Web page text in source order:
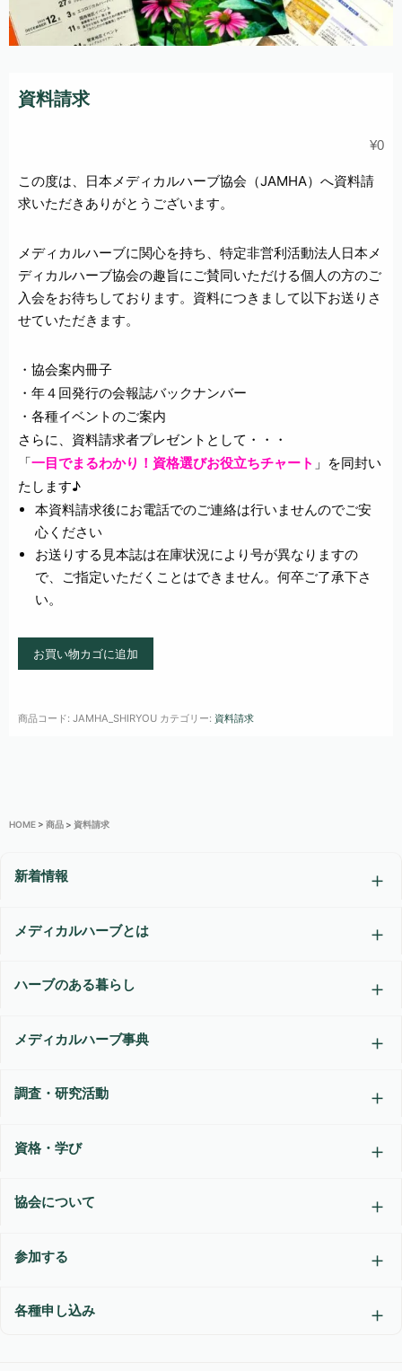
資料請求
¥0
この度は、日本メディカルハーブ協会（JAMHA）へ資料請
求いただきありがとうございます。
メディカルハーブに関心を持ち、特定非営利活動法人日本メ
ディカルハーブ協会の趣旨にご賛同いただける個人の方のご
入会をお待ちしております。資料につきまして以下お送りさ
せていただきます。
・協会案内冊子
・年４回発行の会報誌バックナンバー
・各種イベントのご案内
さらに、資料請求者プレゼントとして・・・
「一目でまるわかり！資格選びお役立ちチャート 」を同封い
たします♪
本資料請求後にお電話でのご連絡は行いませんのでご安
心ください
お送りする見本誌は在庫状況により号が異なりますの
で、ご指定いただくことはできません。何卒ご了承下さ
い。
料
求
お買い物カゴに追加
商品コード: JAMHA_SHIRYOU カテゴリー: 資料請求
HOME > 商品 > 資料請求
新着情報
メディカルハーブとは
ハーブのある暮らし
メディカルハーブ事典
調査・研究活動
資格・学び
協会について
参加する
各種申し込み